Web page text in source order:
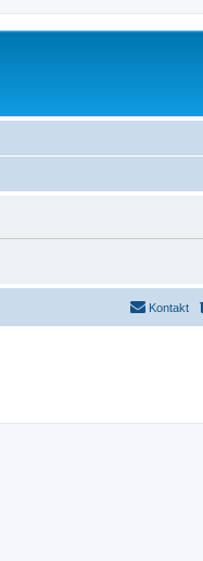
Kontakt